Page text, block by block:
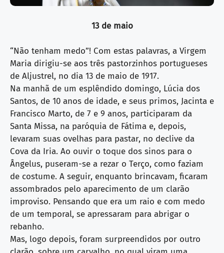
13 de maio
“Não tenham medo”! Com estas palavras, a Virgem
Maria dirigiu-se aos três pastorzinhos portugueses
de Aljustrel, no dia 13 de maio de 1917.
Na manhã de um esplêndido domingo, Lúcia dos
Santos, de 10 anos de idade, e seus primos, Jacinta e
Francisco Marto, de 7 e 9 anos, participaram da
Santa Missa, na paróquia de Fátima e, depois,
levaram suas ovelhas para pastar, no declive da
Cova da Iria. Ao ouvir o toque dos sinos para o
Ângelus, puseram-se a rezar o Terço, como faziam
de costume. A seguir, enquanto brincavam, ficaram
assombrados pelo aparecimento de um clarão
improviso. Pensando que era um raio e com medo
de um temporal, se apressaram para abrigar o
rebanho.
Mas, logo depois, foram surpreendidos por outro